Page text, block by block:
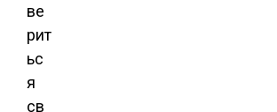
ве
рит
ьс
я
св